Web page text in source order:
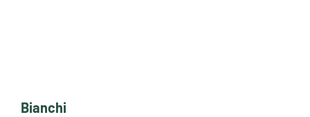
Bianchi